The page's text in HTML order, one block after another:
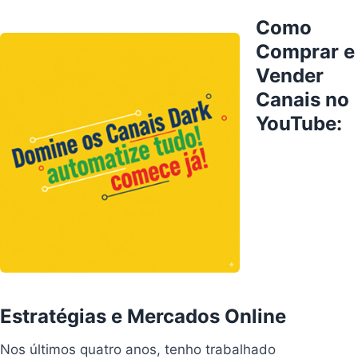
Como
Comprar e
Vender
Canais no
YouTube:
Estratégias e Mercados Online
Nos últimos quatro anos, tenho trabalhado